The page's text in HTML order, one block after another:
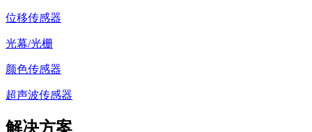
位移传感器
光幕/光栅
颜色传感器
超声波传感器
解决方案